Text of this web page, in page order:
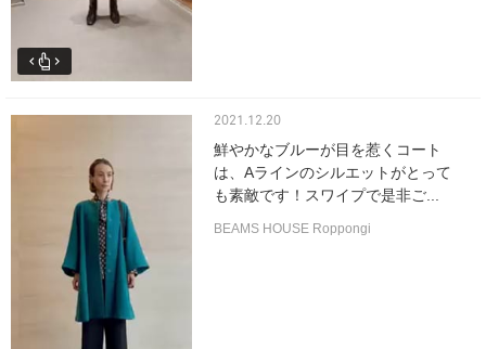
2021.12.20
鮮やかなブルーが目を惹くコート
は、Aラインのシルエットがとって
も素敵です！スワイプで是非ご...
BEAMS HOUSE Roppongi